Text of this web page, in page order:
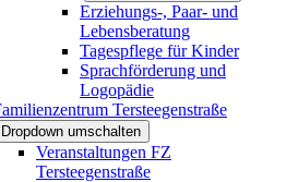
Erziehungs-, Paar- und
Lebensberatung
Tagespflege für Kinder
Sprachförderung und
Logopädie
Tersteegenstraße
Dropdown umschalten
Veranstaltungen FZ
Tersteegenstraße